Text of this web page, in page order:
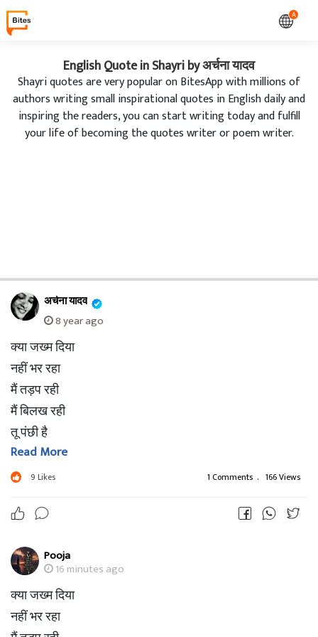
A
English Quote in Shayri by अर्चना यादव
Shayri quotes are very popular on BitesApp with millions of
authors writing small inspirational quotes in English daily and
inspiring the readers, you can start writing today and fulfill
your life of becoming the quotes writer or poem writer.
अर्चना यादव
8 year ago
क्या जख्म दिया
नहीं भर रहा
मैं तड़प रही
मैं बिलख रही
तू पंछी है
या भँवरा है
रस ले गया
मैं सूख रही
तू कहाँ छिपा
मैं कहाँ ढूढूँ
इस दुनिया में
उस दुनिया में
Read More
9 Likes 1 Comments . 166 Views
Pooja
16 minutes ago
क्या जख्म दिया
नहीं भर रहा